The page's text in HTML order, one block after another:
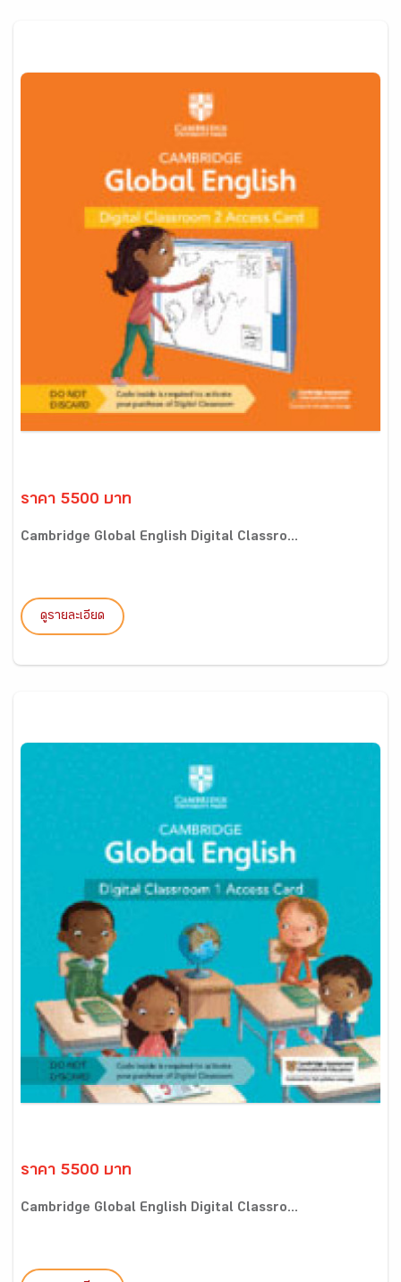
ราคา 5500 บาท
Cambridge Global English Digital Classro...
ดูรายละเอียด
ราคา 5500 บาท
Cambridge Global English Digital Classro...